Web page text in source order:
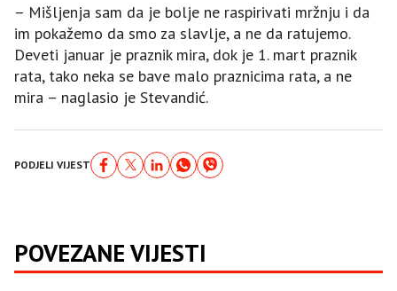
– Mišljenja sam da je bolje ne raspirivati mržnju i da
im pokažemo da smo za slavlje, a ne da ratujemo.
Deveti januar je praznik mira, dok je 1. mart praznik
rata, tako neka se bave malo praznicima rata, a ne
mira – naglasio je Stevandić.
PODJELI VIJEST
POVEZANE VIJESTI